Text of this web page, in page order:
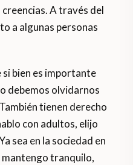
A través del
a algunas personas
si bien es importante
debemos olvidarnos
tienen derecho
con adultos, elijo
sea en la sociedad en
mantengo tranquilo,